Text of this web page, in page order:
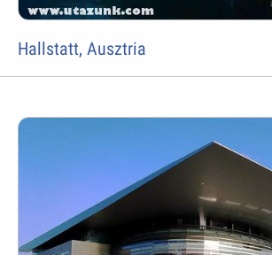
Hallstatt, Ausztria